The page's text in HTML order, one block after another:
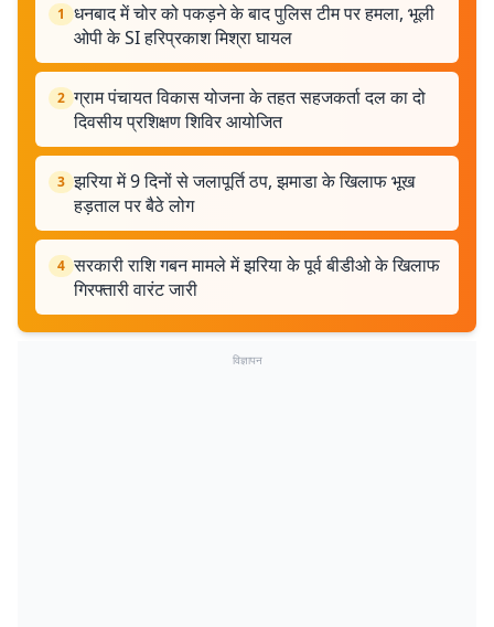
1 धनबाद में चोर को पकड़ने के बाद पुलिस टीम पर हमला, भूली
ओपी के SI हरिप्रकाश मिश्रा घायल
2 ग्राम पंचायत विकास योजना के तहत सहजकर्ता दल का दो
दिवसीय प्रशिक्षण शिविर आयोजित
3 झरिया में 9 दिनों से जलापूर्ति ठप, झमाडा के खिलाफ भूख
हड़ताल पर बैठे लोग
4 सरकारी राशि गबन मामले में झरिया के पूर्व बीडीओ के खिलाफ
गिरफ्तारी वारंट जारी
विज्ञापन